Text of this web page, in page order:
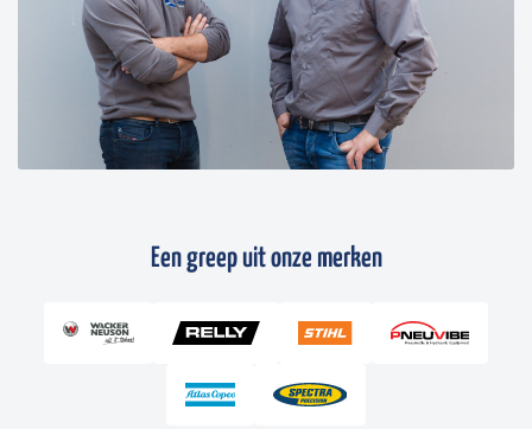
Een greep uit onze merken